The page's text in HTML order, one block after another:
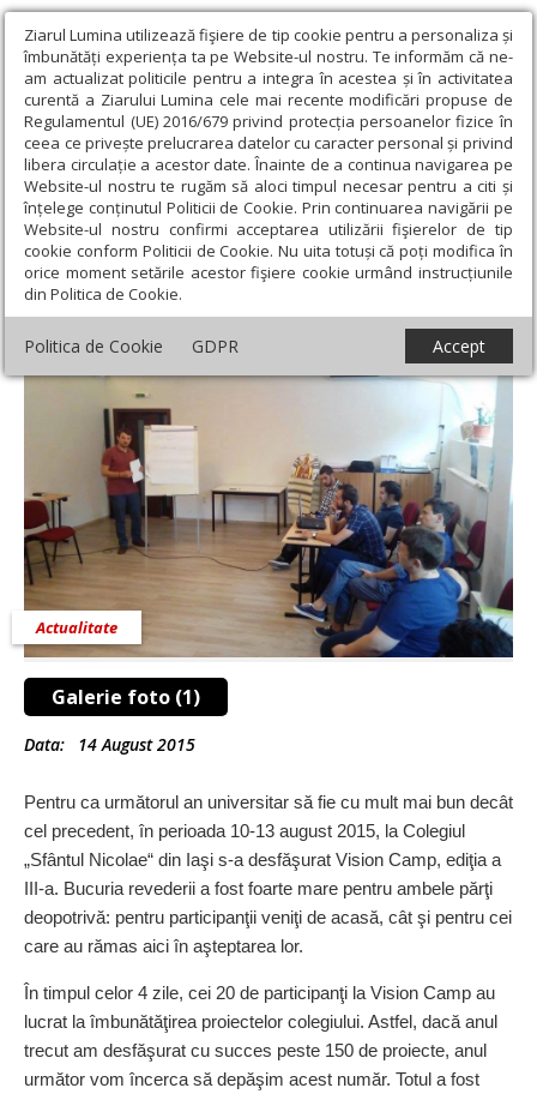
Ziarul Lumina utilizează fişiere de tip cookie pentru a personaliza și
îmbunătăți experiența ta pe Website-ul nostru. Te informăm că ne-
am actualizat politicile pentru a integra în acestea și în activitatea
curentă a Ziarului Lumina cele mai recente modificări propuse de
Regulamentul (UE) 2016/679 privind protecția persoanelor fizice în
ceea ce privește prelucrarea datelor cu caracter personal și privind
libera circulație a acestor date. Înainte de a continua navigarea pe
Website-ul nostru te rugăm să aloci timpul necesar pentru a citi și
înțelege conținutul Politicii de Cookie. Prin continuarea navigării pe
Website-ul nostru confirmi acceptarea utilizării fişierelor de tip
cookie conform Politicii de Cookie. Nu uita totuși că poți modifica în
orice moment setările acestor fişiere cookie urmând instrucțiunile
din Politica de Cookie.
Politica de Cookie GDPR Accept
Ziarul Lumina › Actualitate › Vision Camp, la a III-a ediţie
Vision Camp, la a III-a ediţie
Galerie foto (1)
Actualitate
Data: 14 August 2015
Pentru ca următorul an universitar să fie cu mult mai bun decât
cel precedent, în perioada 10-13 august 2015, la Colegiul
„Sfântul Nicolae“ din Iaşi s-a desfăşurat Vision Camp, ediţia a
III-a. Bucuria revederii a fost foarte mare pentru ambele părţi
deopotrivă: pentru participanţii veniţi de acasă, cât şi pentru cei
care au rămas aici în aşteptarea lor.
În timpul celor 4 zile, cei 20 de participanţi la Vision Camp au
lucrat la îmbunătăţirea proiectelor colegiului. Astfel, dacă anul
trecut am desfăşurat cu succes peste 150 de proiecte, anul
următor vom încerca să depăşim acest număr. Totul a fost